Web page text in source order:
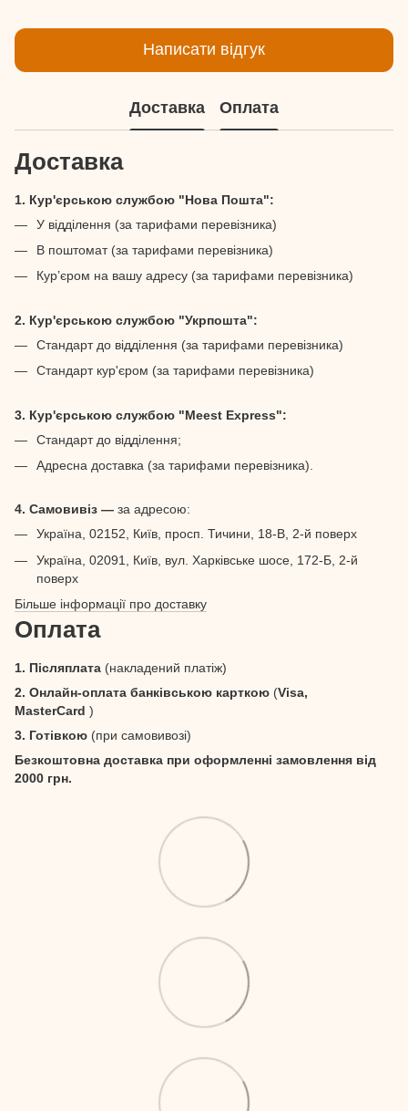
Написати відгук
Доставка Оплата
Доставка
1. Кур'єрською службою "Нова Пошта":
У відділення (за тарифами перевізника)
В поштомат (за тарифами перевізника)
Кур’єром на вашу адресу (за тарифами перевізника)
2. Кур'єрською службою "Укрпошта":
Стандарт до відділення (за тарифами перевізника)
Стандарт кур'єром (за тарифами перевізника)
3. Кур'єрською службою "Meest Express":
Стандарт до відділення;
Адресна доставка (за тарифами перевізника).
4. Самовивіз — за адресою:
Україна, 02152, Київ, просп. Тичини, 18-В, 2-й поверх
Україна, 02091, Київ, вул. Харківське шосе, 172-Б, 2-й
поверх
Більше інформації про доставку
Оплата
1. Післяплата (накладений платіж)
2. Онлайн-оплата банківською карткою (Visa,
MasterCard )
3. Готівкою (при самовивозі)
Безкоштовна доставка при оформленні замовлення від
2000 грн.